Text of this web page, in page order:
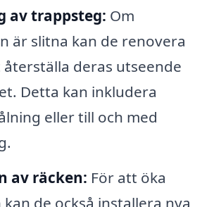
av trappsteg: Om
är slitna kan de renovera
deras utseende
Detta kan inkludera
eller till och med
av räcken: För att öka
de också installera nya